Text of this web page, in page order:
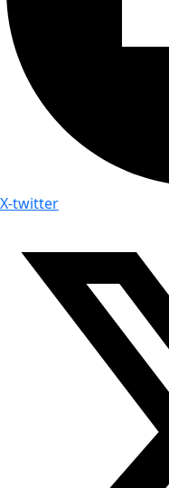
X-twitter